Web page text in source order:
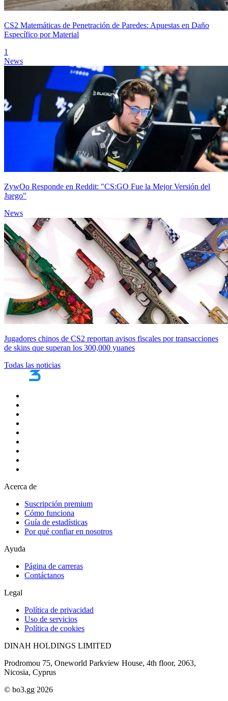
CS2 Matemáticas de Penetración de Paredes: Apuestas en Daño
Específico por Material
1
News
ZywOo Responde en Reddit: "CS:GO Fue la Mejor Versión del
Juego"
News
Jugadores chinos de CS2 reportan avisos fiscales por transacciones
de skins que superan los 300,000 yuanes
Todas las noticias
Acerca de
Suscripción premium
Cómo funciona
Guía de estadísticas
Por qué confiar en nosotros
Ayuda
Página de carreras
Contáctanos
Legal
Política de privacidad
Uso de servicios
Política de cookies
DINAH HOLDINGS LIMITED
Prodromou 75, Oneworld Parkview House, 4th floor, 2063,
Nicosia, Cyprus
© bo3.gg 2026